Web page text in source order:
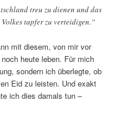
treu zu dienen und das
tapfer zu verteidigen.“
mit diesem, von mir vor
heute leben. Für mich
sondern ich überlegte, ob
Eid zu leisten. Und exakt
ich dies damals tun –